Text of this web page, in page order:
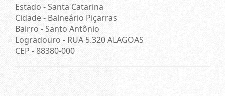
Estado -Santa Catarina
Cidade -Balneário Piçarras
Bairro -Santo Antônio
Logradouro - RUA 5.320 ALAGOAS
CEP -88380-000